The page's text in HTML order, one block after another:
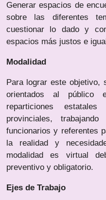
Generar espacios de
sobre las diferentes
cuestionar lo dado y
espacios más justos e
Modalidad
Para lograr este objetivo,
orientados al
reparticiones
provinciales,
funcionarios y referentes
la realidad y
modalidad es virtual
preventivo y obligatorio.
Ejes de Trabajo